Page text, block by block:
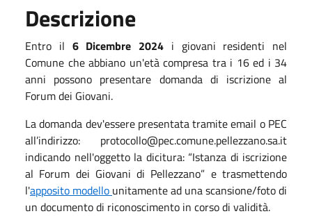
Descrizione
Entro il 6 Dicembre 2024 i giovani residenti nel
Comune che abbiano un'età compresa tra i 16 ed i 34
anni possono presentare domanda di iscrizione al
Forum dei Giovani.
La domanda dev'essere presentata tramite email o PEC
all’indirizzo: protocollo@pec.comune.pellezzano.sa.it
indicando nell'oggetto la dicitura: “Istanza di iscrizione
al Forum dei Giovani di Pellezzano” e trasmettendo
l'apposito modello unitamente ad una scansione/foto di
un documento di riconoscimento in corso di validità.